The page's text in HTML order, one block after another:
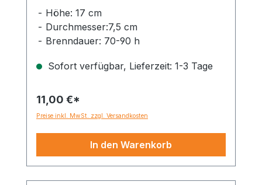
Höhe: 17 cm
Durchmesser:7,5 cm
Brenndauer: 70-90 h
Sofort verfügbar, Lieferzeit: 1-3 Tage
11,00 €*
Preise inkl. MwSt. zzgl. Versandkosten
In den Warenkorb